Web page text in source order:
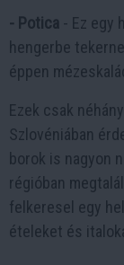
- Potica - Ez egy
hengerbe
éppen
Ezek csak
Szlovéniában
borok is nagyon
régióban
felkeresel egy
ételeket és